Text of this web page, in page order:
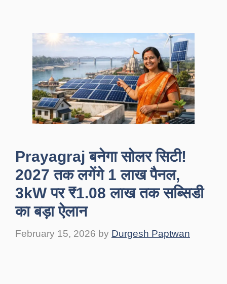
Prayagraj बनेगा सोलर सिटी!
2027 तक लगेंगे 1 लाख पैनल,
3kW पर ₹1.08 लाख तक सब्सिडी
का बड़ा ऐलान
February 15, 2026 by Durgesh Paptwan